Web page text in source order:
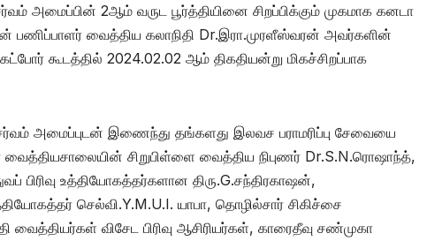
அமைப்பின் 2ஆம் வருட பூர்த்தியினை சிறப்பிக்கும் முகமாக கனடா
பணிப்பாளர் வைத்திய கலாநிதி Dr.இரா.முரளீஸ்வரன் அவர்களின்
கூடத்தில் 2024.02.02 ஆம் திகதியன்று மிகச்சிறப்பாக
அமைப்புடன் இணைந்து தங்களது இலவச பராமரிப்பு சேவையை
சிறுபிள்ளை வைத்திய நிபுணர் Dr.S.N.ரொஷாந்த்,
பிரிவு உத்தியோகத்தர்களான திரு.G.சந்திரகாஷன்,
செல்வி.Y.M.U.I. யாபா, தொழில்சார் சிகிச்சை
விசேட பிரிவு ஆசிரியர்கள், காரைதீவு சண்முகா